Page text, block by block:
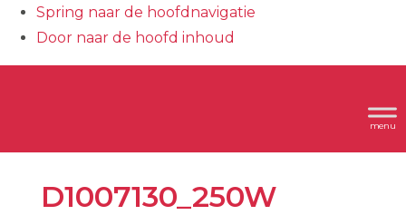
Spring naar de hoofdnavigatie
Door naar de hoofd inhoud
Rechts
D1007130_250W